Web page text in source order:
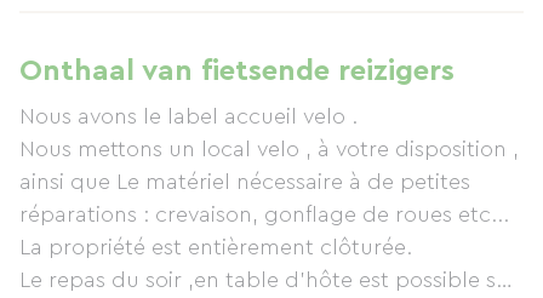
Onthaal van fietsende reizigers
Nous avons le label accueil velo .
Nous mettons un local velo , à votre disposition ,
ainsi que Le matériel nécessaire à de petites
réparations : crevaison, gonflage de roues etc...
La propriété est entièrement clôturée.
Le repas du soir ,en table d'hôte est possible sur